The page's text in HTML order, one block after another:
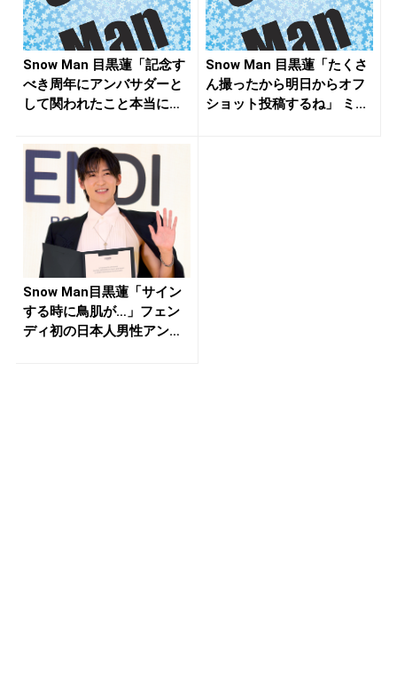
Snow Man 目黒蓮「記念す
べき周年にアンバサダーと
して関われたこと本当に
Snow Man 目黒蓮「たくさ
ん撮ったから明日からオフ
ショット投稿するね」 ミ...
Snow Man目黒蓮「サイン
する時に鳥肌が…」フェン
ディ初の日本人男性アンバ